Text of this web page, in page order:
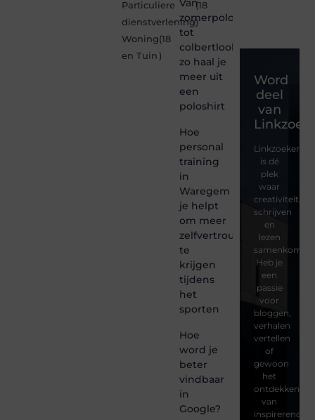
Particuliere
dienstverlening
(18
)
Woning
en Tuin
(18
)
Van
zomerpolo
tot
colbertlook
zo haal je
meer uit
een
poloshirt
Hoe
personal
training
in
Waregem
je helpt
om meer
zelfvertrouwen
te
krijgen
tijdens
het
sporten
Hoe
word je
beter
vindbaar
in
Google?
Word
deel
van
is dé
plek
waar
creativiteit,
schrijven
en
lezen
samenkomen.
Heb je
een
passie
voor
bloggen,
verhalen
vertellen
of
gewoon
het
ontdekken
van
inspirerende